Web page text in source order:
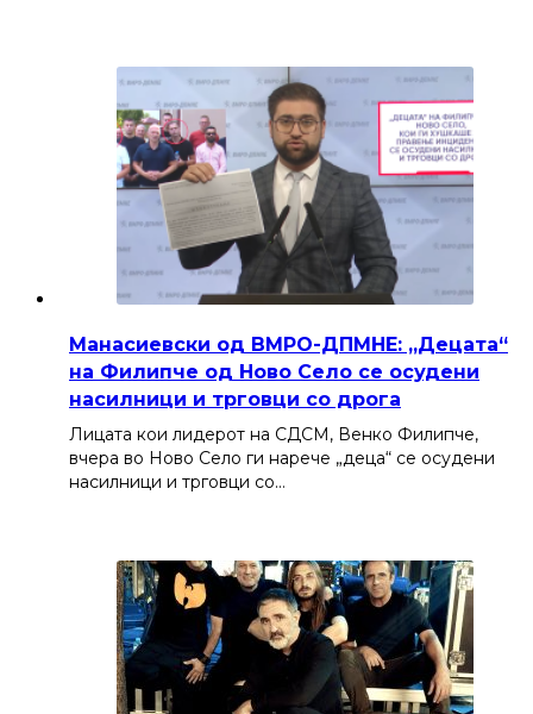
Манасиевски од ВМРО-ДПМНЕ: „Децата“
на Филипче од Ново Село се осудени
насилници и трговци со дрога
Лицата кои лидерот на СДСМ, Венко Филипче,
вчера во Ново Село ги нарече „деца“ се осудени
насилници и трговци со…